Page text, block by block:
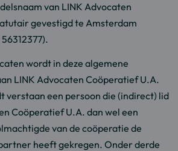
van LINK Advocaten
gevestigd te Amsterdam
wordt in deze algemene
LINK Advocaten Coöperatief U.A.
verstaan een persoon die (indirect) lid
Coöperatief U.A. dan wel een
van de coöperatie de
heeft gekregen. Onder derde